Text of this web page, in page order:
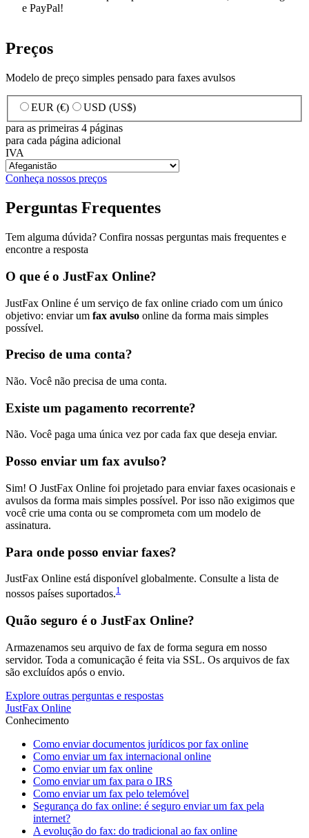
e PayPal!
Preços
Modelo de preço simples pensado para faxes avulsos
EUR (€)
USD (US$)
para as primeiras 4 páginas
para cada página adicional
IVA
Conheça nossos preços
Perguntas Frequentes
Tem alguma dúvida? Confira nossas perguntas mais frequentes e
encontre a resposta
O que é o JustFax Online?
JustFax Online é um serviço de fax online criado com um único
objetivo: enviar um fax avulso online da forma mais simples
possível.
Preciso de uma conta?
Não. Você não precisa de uma conta.
Existe um pagamento recorrente?
Não. Você paga uma única vez por cada fax que deseja enviar.
Posso enviar um fax avulso?
Sim! O JustFax Online foi projetado para enviar faxes ocasionais e
avulsos da forma mais simples possível. Por isso não exigimos que
você crie uma conta ou se comprometa com um modelo de
assinatura.
Para onde posso enviar faxes?
JustFax Online está disponível globalmente. Consulte a lista de
nossos países suportados.1
Quão seguro é o JustFax Online?
Armazenamos seu arquivo de fax de forma segura em nosso
servidor. Toda a comunicação é feita via SSL. Os arquivos de fax
são excluídos após o envio.
Explore outras perguntas e respostas
JustFax Online
Conhecimento
Como enviar documentos jurídicos por fax online
Como enviar um fax internacional online
Como enviar um fax online
Como enviar um fax para o IRS
Como enviar um fax pelo telemóvel
Segurança do fax online: é seguro enviar um fax pela
internet?
A evolução do fax: do tradicional ao fax online